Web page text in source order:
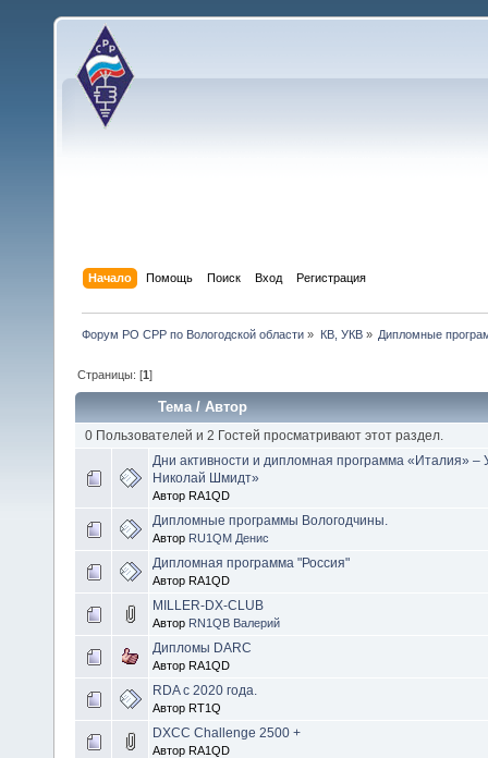
Начало Помощь Поиск Вход Регистрация
Форум РО СРР по Вологодской области » КВ, УКВ» Дипломные
Страницы: [1]
Тема/Автор
0 Пользователей и 2 Гостей просматривают этот раздел.
Дни активности и дипломная программа «Италия» –
Николай Шмидт»
Автор RA1QD
Дипломные программы Вологодчины.
Автор RU1QM Денис
Дипломная программа "Россия"
Автор RA1QD
MILLER-DX-CLUB
Автор RN1QB Валерий
Дипломы DARC
Автор RA1QD
RDA c 2020 года.
Автор RT1Q
DXCC Challenge 2500 +
Автор RA1QD